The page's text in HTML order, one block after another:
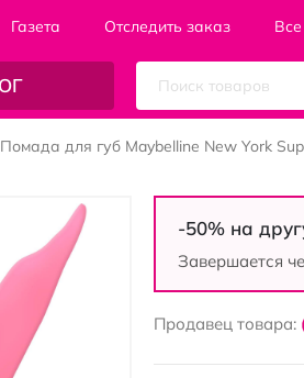
Газета Отследить заказ
Помада для губ Maybelline New York
-50% на
Завершается
Продавец товара: